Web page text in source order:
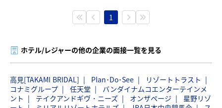
1
ホテル/レジャーの他の企業の面接一覧を見る
高見[TAKAMI BRIDAL] Plan･Do･See
リゾートトラスト
コナミグループ
任天堂
バンダイナムコエンターテインメ
ント
テイクアンドギヴ・ニーズ オンザページ
星野リゾ